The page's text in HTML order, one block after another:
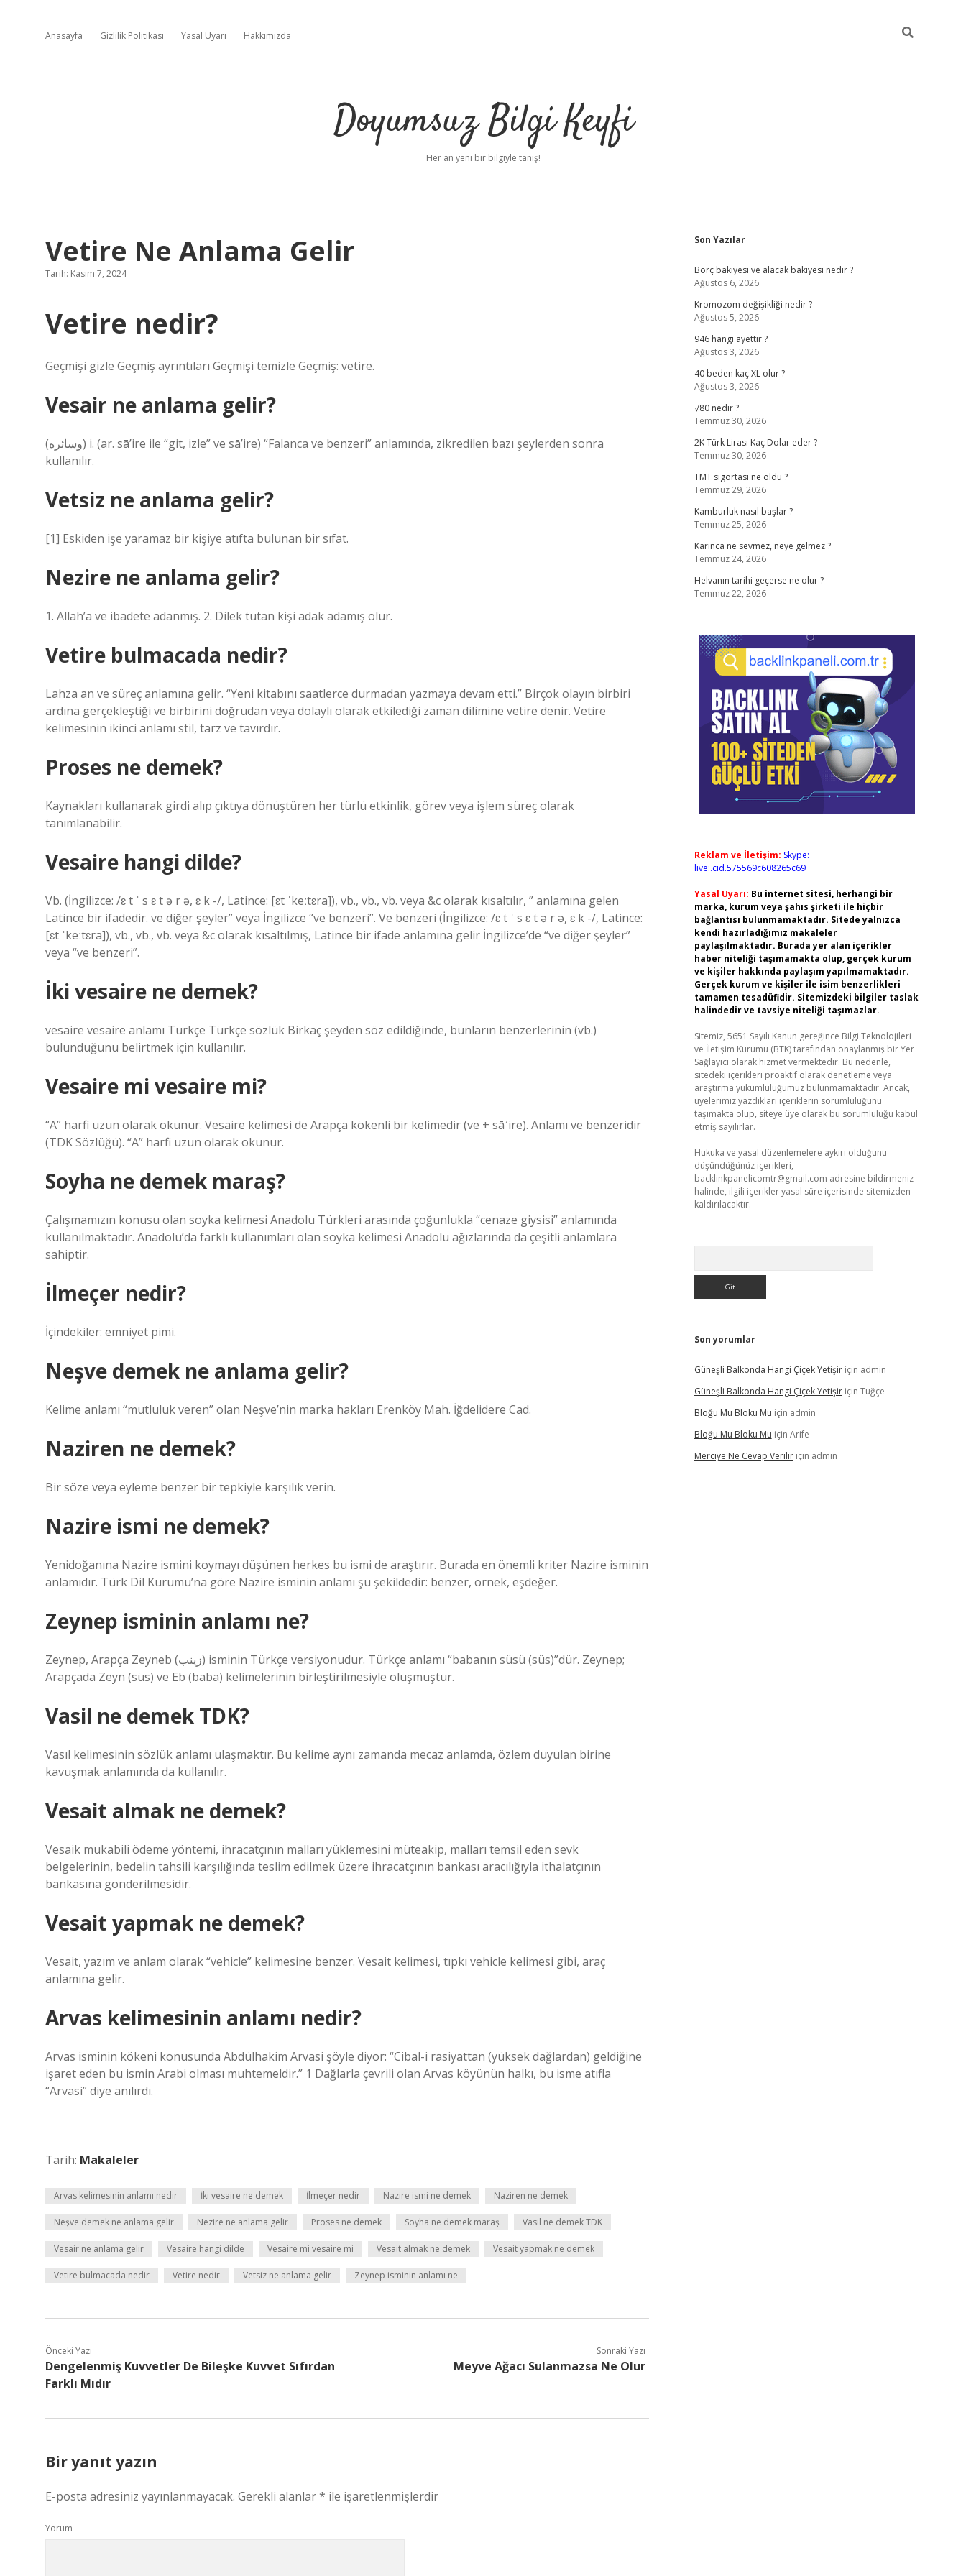
Anasayfa Gizlilik Politikası Yasal Uyarı Hakkımızda
Doyumsuz Bilgi Keyfi
Her an yeni bir bilgiyle tanış!
Vetire Ne Anlama Gelir
Tarih: Kasım 7, 2024
Vetire nedir?
Geçmişi gizle Geçmiş ayrıntıları Geçmişi temizle Geçmiş: vetire.
Vesair ne anlama gelir?
(ﻭﺳﺎﺋﺮﻩ) i. (ar. sā’ire ile “git, izle” ve sā’ire) “Falanca ve benzeri” anlamında, zikredilen bazı şeylerden sonra
kullanılır.
Vetsiz ne anlama gelir?
[1] Eskiden işe yaramaz bir kişiye atıfta bulunan bir sıfat.
Nezire ne anlama gelir?
1. Allah’a ve ibadete adanmış. 2. Dilek tutan kişi adak adamış olur.
Vetire bulmacada nedir?
Lahza an ve süreç anlamına gelir. “Yeni kitabını saatlerce durmadan yazmaya devam etti.” Birçok olayın birbiri
ardına gerçekleştiği ve birbirini doğrudan veya dolaylı olarak etkilediği zaman dilimine vetire denir. Vetire
kelimesinin ikinci anlamı stil, tarz ve tavırdır.
Proses ne demek?
Kaynakları kullanarak girdi alıp çıktıya dönüştüren her türlü etkinlik, görev veya işlem süreç olarak
tanımlanabilir.
Vesaire hangi dilde?
Vb. (İngilizce: /ɛ t ˈ s ɛ t ə r ə, ɛ k -/, Latince: [ɛt ˈkeːtɛra]), vb., vb., vb. veya &c olarak kısaltılır, ” anlamına gelen
Latince bir ifadedir. ve diğer şeyler” veya İngilizce “ve benzeri”. Ve benzeri (İngilizce: /ɛ t ˈ s ɛ t ə r ə, ɛ k -/, Latince:
[ɛt ˈkeːtɛra]), vb., vb., vb. veya &c olarak kısaltılmış, Latince bir ifade anlamına gelir İngilizce’de “ve diğer şeyler”
veya “ve benzeri”.
İki vesaire ne demek?
vesaire vesaire anlamı Türkçe Türkçe sözlük Birkaç şeyden söz edildiğinde, bunların benzerlerinin (vb.)
bulunduğunu belirtmek için kullanılır.
Vesaire mi vesaire mi?
“A” harfi uzun olarak okunur. Vesaire kelimesi de Arapça kökenli bir kelimedir (ve + sāʾire). Anlamı ve benzeridir
(TDK Sözlüğü). “A” harfi uzun olarak okunur.
Soyha ne demek maraş?
Çalışmamızın konusu olan soyka kelimesi Anadolu Türkleri arasında çoğunlukla “cenaze giysisi” anlamında
kullanılmaktadır. Anadolu’da farklı kullanımları olan soyka kelimesi Anadolu ağızlarında da çeşitli anlamlara
sahiptir.
İlmeçer nedir?
İçindekiler: emniyet pimi.
Neşve demek ne anlama gelir?
Kelime anlamı “mutluluk veren” olan Neşve’nin marka hakları Erenköy Mah. İğdelidere Cad.
Naziren ne demek?
Bir söze veya eyleme benzer bir tepkiyle karşılık verin.
Nazire ismi ne demek?
Yenidoğanına Nazire ismini koymayı düşünen herkes bu ismi de araştırır. Burada en önemli kriter Nazire isminin
anlamıdır. Türk Dil Kurumu’na göre Nazire isminin anlamı şu şekildedir: benzer, örnek, eşdeğer.
Zeynep isminin anlamı ne?
Zeynep, Arapça Zeyneb (زينب) isminin Türkçe versiyonudur. Türkçe anlamı “babanın süsü (süs)”dür. Zeynep;
Arapçada Zeyn (süs) ve Eb (baba) kelimelerinin birleştirilmesiyle oluşmuştur.
Vasil ne demek TDK?
Vasıl kelimesinin sözlük anlamı ulaşmaktır. Bu kelime aynı zamanda mecaz anlamda, özlem duyulan birine
kavuşmak anlamında da kullanılır.
Vesait almak ne demek?
Vesaik mukabili ödeme yöntemi, ihracatçının malları yüklemesini müteakip, malları temsil eden sevk
belgelerinin, bedelin tahsili karşılığında teslim edilmek üzere ihracatçının bankası aracılığıyla ithalatçının
bankasına gönderilmesidir.
Vesait yapmak ne demek?
Vesait, yazım ve anlam olarak “vehicle” kelimesine benzer. Vesait kelimesi, tıpkı vehicle kelimesi gibi, araç
anlamına gelir.
Arvas kelimesinin anlamı nedir?
Arvas isminin kökeni konusunda Abdülhakim Arvasi şöyle diyor: “Cibal-i rasiyattan (yüksek dağlardan) geldiğine
işaret eden bu ismin Arabi olması muhtemeldir.” 1 Dağlarla çevrili olan Arvas köyünün halkı, bu isme atıfla
“Arvasi” diye anılırdı.
Tarih: Makaleler
Arvas kelimesinin anlamı nedir İki vesaire ne demek İlmeçer nedir Nazire ismi ne demek Naziren ne demek
Neşve demek ne anlama gelir Nezire ne anlama gelir Proses ne demek Soyha ne demek maraş Vasil ne demek TDK
Vesair ne anlama gelir Vesaire hangi dilde Vesaire mi vesaire mi Vesait almak ne demek Vesait yapmak ne demek
Vetire bulmacada nedir Vetire nedir Vetsiz ne anlama gelir Zeynep isminin anlamı ne
Önceki Yazı
Dengelenmiş Kuvvetler De Bileşke Kuvvet Sıfırdan
Farklı Mıdır
Sonraki Yazı
Meyve Ağacı Sulanmazsa Ne Olur
Bir yanıt yazın
E-posta adresiniz yayınlanmayacak. Gerekli alanlar* ile işaretlenmişlerdir
Yorum
Sidebar
Son Yazılar
Borç bakiyesi ve alacak bakiyesi nedir ?
Ağustos 6, 2026
Kromozom değişikliği nedir ?
Ağustos 5, 2026
946 hangi ayettir ?
Ağustos 3, 2026
40 beden kaç XL olur ?
Ağustos 3, 2026
√80 nedir ?
Temmuz 30, 2026
2K Türk Lirası Kaç Dolar eder ?
Temmuz 30, 2026
TMT sigortası ne oldu ?
Temmuz 29, 2026
Kamburluk nasıl başlar ?
Temmuz 25, 2026
Karınca ne sevmez, neye gelmez ?
Temmuz 24, 2026
Helvanın tarihi geçerse ne olur ?
Temmuz 22, 2026
Reklam ve İletişim: Skype:
live:.cid.575569c608265c69
Yasal Uyarı: Bu internet sitesi, herhangi bir
marka, kurum veya şahıs şirketi ile hiçbir
bağlantısı bulunmamaktadır. Sitede yalnızca
kendi hazırladığımız makaleler
paylaşılmaktadır. Burada yer alan içerikler
haber niteliği taşımamakta olup, gerçek kurum
ve kişiler hakkında paylaşım yapılmamaktadır.
Gerçek kurum ve kişiler ile isim benzerlikleri
tamamen tesadüfidir. Sitemizdeki bilgiler taslak
halindedir ve tavsiye niteliği taşımazlar.
Sitemiz, 5651 Sayılı Kanun gereğince Bilgi Teknolojileri
ve İletişim Kurumu (BTK) tarafından onaylanmış bir Yer
Sağlayıcı olarak hizmet vermektedir. Bu nedenle,
sitedeki içerikleri proaktif olarak denetleme veya
araştırma yükümlülüğümüz bulunmamaktadır. Ancak,
üyelerimiz yazdıkları içeriklerin sorumluluğunu
taşımakta olup, siteye üye olarak bu sorumluluğu kabul
etmiş sayılırlar.
Hukuka ve yasal düzenlemelere aykırı olduğunu
düşündüğünüz içerikleri,
backlinkpanelicomtr@gmail.com adresine bildirmeniz
halinde, ilgili içerikler yasal süre içerisinde sitemizden
kaldırılacaktır.
Son yorumlar
Güneşli Balkonda Hangi Çiçek Yetişiriçin admin
Güneşli Balkonda Hangi Çiçek Yetişiriçin Tuğçe
Bloğu Mu Bloku Mu için admin
Bloğu Mu Bloku Mu için Arife
Merciye Ne Cevap Veriliriçin admin